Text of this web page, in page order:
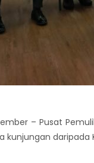
– Pusat
kunjungan daripada